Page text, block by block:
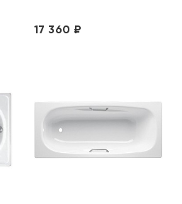
17 360 ₽